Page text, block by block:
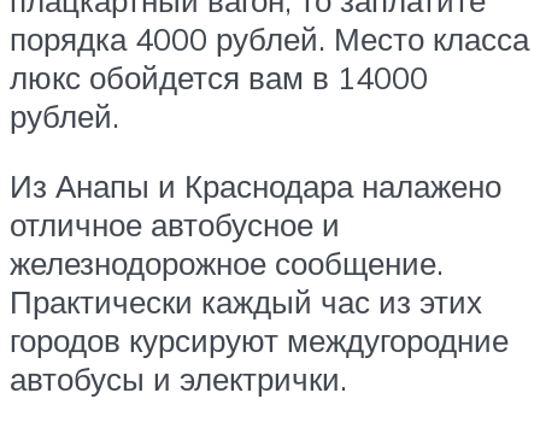
порядка 4000 рублей. Место класса
люкс обойдется вам в 14000
рублей.
Из Анапы и Краснодара налажено
отличное автобусное и
железнодорожное сообщение.
Практически каждый час из этих
городов курсируют междугородние
автобусы и электрички.